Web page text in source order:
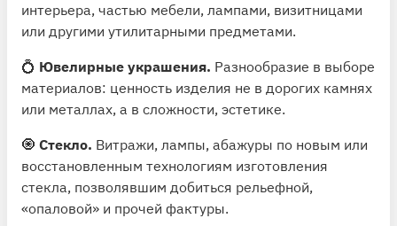
интерьера, частью мебели, лампами, визитницами
или другими утилитарными предметами.
💍 Ювелирные украшения. Разнообразие в выборе
материалов: ценность изделия не в дорогих камнях
или металлах, а в сложности, эстетике.
🧿 Стекло. Витражи, лампы, абажуры по новым или
восстановленным технологиям изготовления
стекла, позволявшим добиться рельефной,
«опаловой» и прочей фактуры.